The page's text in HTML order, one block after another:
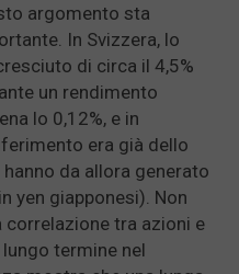
argomento sta
In Svizzera, lo
di circa il 4,5%
un rendimento
lo 0,12%, e in
era già dello
da allora generato
yen giapponesi). Non
tra azioni e
termine nel